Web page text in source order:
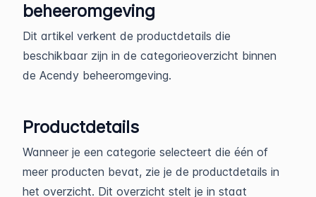
beheeromgeving
Dit artikel verkent de productdetails die
beschikbaar zijn in de categorieoverzicht binnen
de Acendy beheeromgeving.
Productdetails
Wanneer je een categorie selecteert die één of
meer producten bevat, zie je de productdetails in
het overzicht. Dit overzicht stelt je in staat